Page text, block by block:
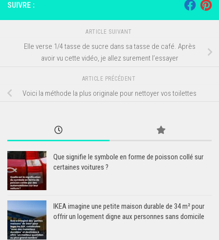
SUIVRE :
ARTICLE SUIVANT
Elle verse 1/4 tasse de sucre dans sa tasse de café. Après
avoir vu cette vidéo, je allez surement l’essayer
ARTICLE PRÉCÉDENT
Voici la méthode la plus originale pour nettoyer vos toilettes
Que signifie le symbole en forme de poisson collé sur
certaines voitures ?
IKEA imagine une petite maison durable de 34 m² pour
offrir un logement digne aux personnes sans domicile